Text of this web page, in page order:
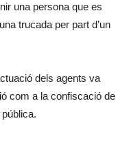
una persona que es
trucada per part d’un
dels agents va
com a la confiscació de